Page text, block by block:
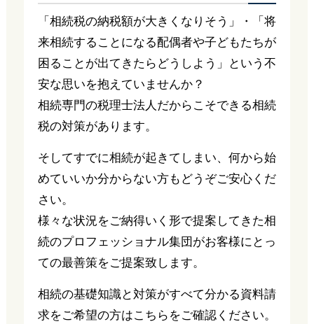
「相続税の納税額が大きくなりそう」・「将
来相続することになる配偶者や子どもたちが
困ることが出てきたらどうしよう」という不
安な思いを抱えていませんか？
相続専門の税理士法人だからこそできる相続
税の対策があります。
そしてすでに相続が起きてしまい、何から始
めていいか分からない方もどうぞご安心くだ
さい。
様々な状況をご納得いく形で提案してきた相
続のプロフェッショナル集団がお客様にとっ
ての最善策をご提案致します。
相続の基礎知識と対策がすべて分かる資料請
求をご希望の方はこちらをご確認ください。